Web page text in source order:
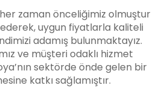
zaman önceliğimiz olmuştur
uygun fiyatlarla kaliteli
adamış bulunmaktayız.
ve müşteri odaklı hizmet
sektörde önde gelen bir
katkı sağlamıştır.